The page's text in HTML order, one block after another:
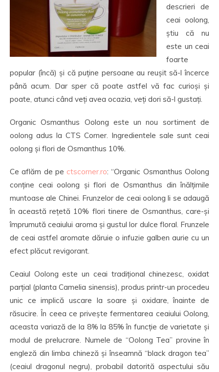
descrieri de
ceai oolong,
știu că nu
este un ceai
foarte
popular (încă) și că puține persoane au reușit să-l încerce
până acum. Dar sper că poate astfel vă fac curioși și
poate, atunci când veți avea ocazia, veți dori să-l gustați.
Organic Osmanthus Oolong este un nou sortiment de
oolong adus la CTS Corner. Ingredientele sale sunt ceai
oolong și flori de Osmanthus 10%.
Ce aflăm de pe ctscorner.ro: “Organic Osmanthus Oolong
conține ceai oolong și flori de Osmanthus din înălțimile
muntoase ale Chinei. Frunzelor de ceai oolong li se adaugă
în această rețetă 10% flori tinere de Osmanthus, care-și
împrumută ceaiului aroma și gustul lor dulce floral. Frunzele
de ceai astfel aromate dăruie o infuzie galben aurie cu un
efect plăcut revigorant.
Ceaiul Oolong este un ceai tradițional chinezesc, oxidat
parțial (planta Camelia sinensis), produs printr-un procedeu
unic ce implică uscare la soare și oxidare, înainte de
răsucire. În ceea ce privește fermentarea ceaiului Oolong,
aceasta variază de la 8% la 85% în funcție de varietate și
modul de prelucrare. Numele de “Oolong Tea” provine în
engleză din limba chineză și înseamnă “black dragon tea”
(ceaiul dragonul negru), probabil datorită aspectului său